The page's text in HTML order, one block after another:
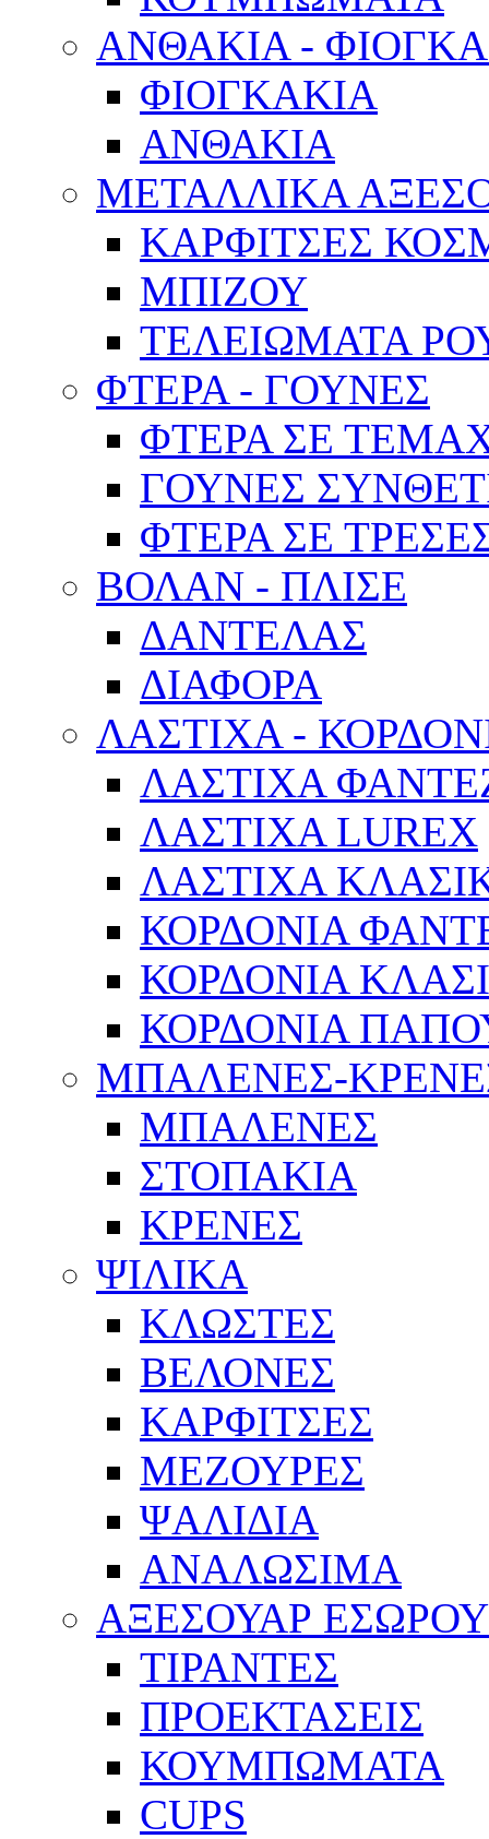
ΑΝΘΑΚΙΑ -
ΦΙΟΓΚΑΚΙΑ
ΑΝΘΑΚΙΑ
ΜΕΤΑΛΛΙΚΑ
ΚΑΡΦΙΤΣΕΣ
ΜΠΙΖΟΥ
ΤΕΛΕΙΩΜΑΤΑ
ΦΤΕΡΑ - ΓΟΥΝΕΣ
ΦΤΕΡΑ ΣΕ
ΓΟΥΝΕΣ
ΦΤΕΡΑ ΣΕ
ΒΟΛΑΝ - ΠΛΙΣΕ
ΔΑΝΤΕΛΑΣ
ΔΙΑΦΟΡΑ
ΛΑΣΤΙΧΑ -
ΛΑΣΤΙΧΑ
ΛΑΣΤΙΧΑ LUREX
ΛΑΣΤΙΧΑ
ΚΟΡΔΟΝΙΑ
ΚΟΡΔΟΝΙΑ
ΚΟΡΔΟΝΙΑ
ΜΠΑΛΕΝΕΣ-
ΜΠΑΛΕΝΕΣ
ΣΤΟΠΑΚΙΑ
ΚΡΕΝΕΣ
ΨΙΛΙΚΑ
ΚΛΩΣΤΕΣ
ΒΕΛΟΝΕΣ
ΚΑΡΦΙΤΣΕΣ
ΜΕΖΟΥΡΕΣ
ΨΑΛΙΔΙΑ
ΑΝΑΛΩΣΙΜΑ
ΑΞΕΣΟΥΑΡ
ΤΙΡΑΝΤΕΣ
ΠΡΟΕΚΤΑΣΕΙΣ
ΚΟΥΜΠΩΜΑΤΑ
CUPS